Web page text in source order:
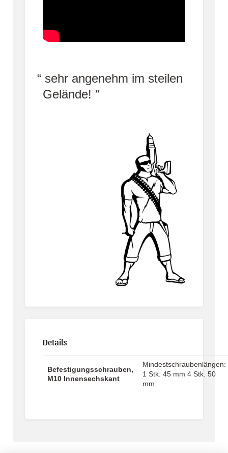
sehr angenehm im steilen
Gelände!
Details
Befestigungsschrauben,
M10 Innensechskant
Mindestschraubenlängen:
1 Stk. 45 mm 4 Stk. 50
mm